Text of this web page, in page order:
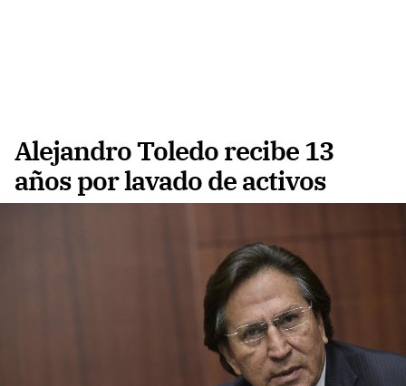
Alejandro Toledo recibe 13
años por lavado de activos